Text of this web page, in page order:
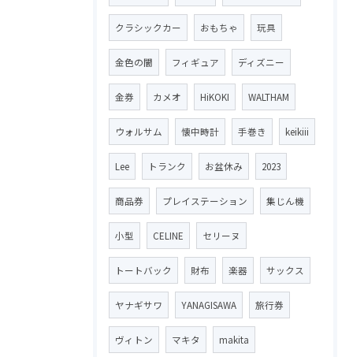
クラシックカー おもちゃ 玩具
金色の闇 フィギュア ディズニー
金券 カメオ HiKOKI WALTHAM
ウォルサム 懐中時計 手巻き keikiii
Lee トランク お盆休み 2023
商品券 プレイステーション 集じん機
小型 CELINE セリーヌ
トートバック 財布 楽器 サックス
ヤナギサワ YANAGISAWA 旅行券
ヴィトン マキタ makita